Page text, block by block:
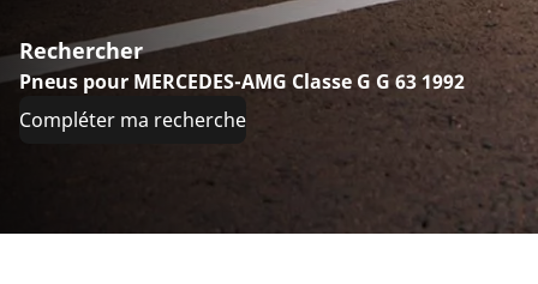
Rechercher
Pneus pour MERCEDES-AMG Classe G G 63 1992
Compléter ma recherche